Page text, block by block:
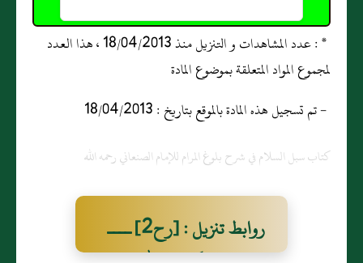
* : عدد المشاهدات و التنزيل منذ 18/04/2013 ، هذا العدد
لمجموع المواد المتعلقة بموضوع المادة
- تم تسجيل هذه المادة بالموقع بتاريخ : 18/04/2013
كتاب سبل السلام في شرح بلوغ المرام للإمام الصنعاني رحمه الله
روابط تنزيل : [رح2] ــــ